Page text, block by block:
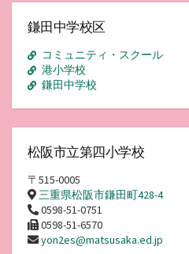
イ
鎌田中学校区
コミュニティ・スクール
港小学校
鎌田中学校
松阪市立第四小学校
〒515-0005
三重県松阪市鎌田町428-4
0598-51-0751
0598-51-6570
yon2es@matsusaka.ed.jp